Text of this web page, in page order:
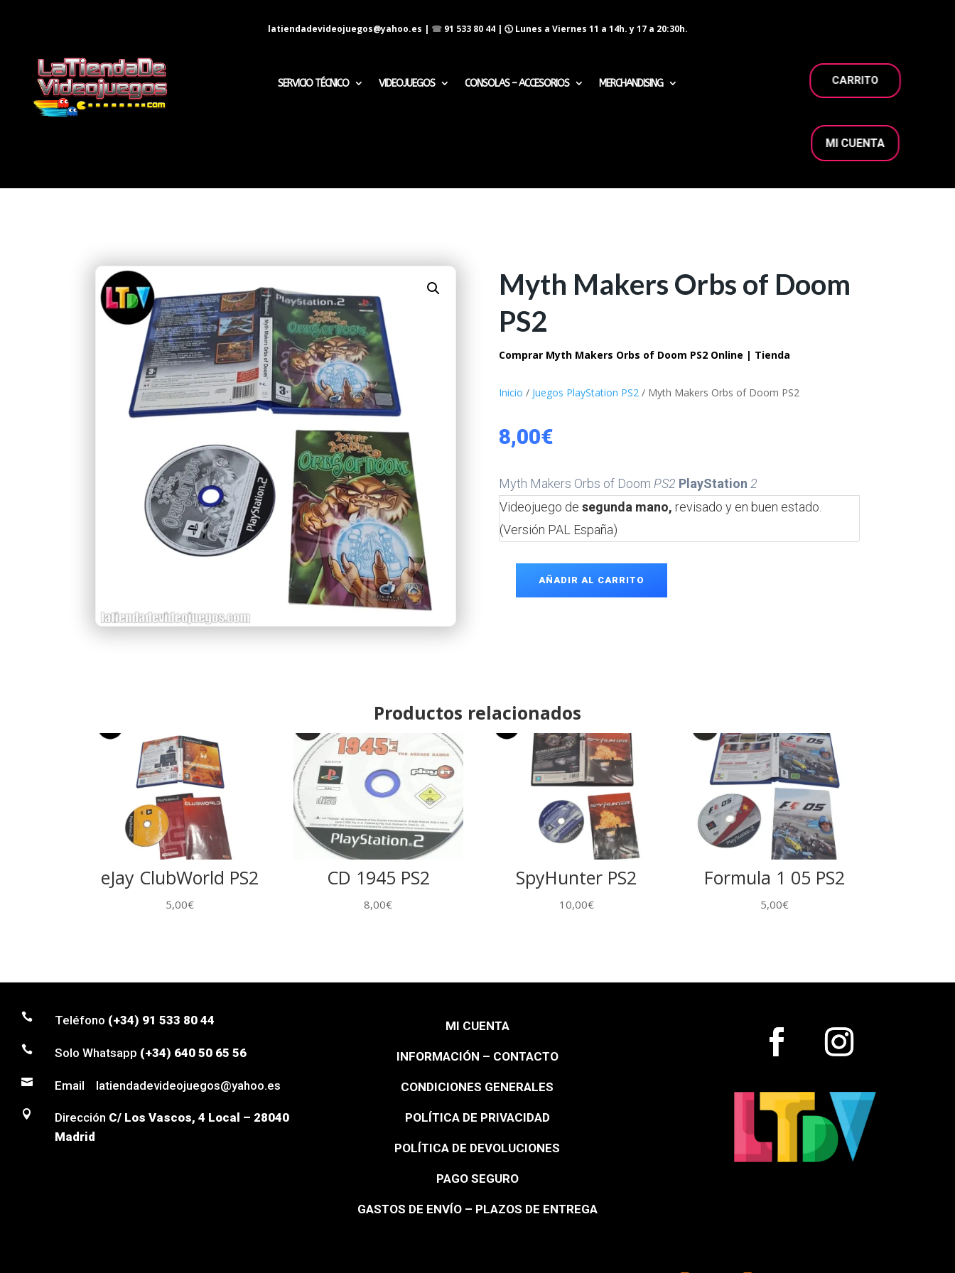
latiendadevideojuegos@yahoo.es | ☎ 91 533 80 44| 🕦 Lunes a Viernes 11 a 14h. y 17 a 20:30h.
SERVICIO TÉCNICO VIDEOJUEGOS CONSOLAS – ACCESORIOS MERCHANDISING CARRITO
MI CUENTA
Myth Makers Orbs of Doom
PS2
Comprar Myth Makers Orbs of Doom PS2 Online | Tienda
Inicio / Juegos PlayStation PS2/ Myth Makers Orbs of Doom PS2
8,00€
Myth Makers Orbs of Doom PS2 PlayStation 2
Videojuego de segunda mano, revisado y en buen estado.
(Versión PAL España)
AÑADIR AL CARRITO
Productos relacionados
eJay ClubWorld PS2
5,00€
CD 1945 PS2
8,00€
SpyHunter PS2
10,00€
Formula 1 05 PS2
5,00€
 Teléfono (+34) 91 533 80 44
 Solo Whatsapp (+34) 640 50 65 56
 Email latiendadevideojuegos@yahoo.es
 Dirección C/ Los Vascos, 4 Local – 28040
Madrid
MI CUENTA
INFORMACIÓN – CONTACTO
CONDICIONES GENERALES
POLÍTICA DE PRIVACIDAD
POLÍTICA DE DEVOLUCIONES
PAGO SEGURO
GASTOS DE ENVÍO – PLAZOS DE ENTREGA